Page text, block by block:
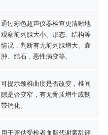
通过彩色超声仪器检查更清晰地
观察前列腺大小、形态、结构等
情况，判断有无前列腺增大、囊
肿、结石，恶性病变等。
可提示颈椎曲度是否改变，椎间
隙是否变窄，有无骨质增生或韧
带钙化。
用于评估受检者血脂代谢紊乱评